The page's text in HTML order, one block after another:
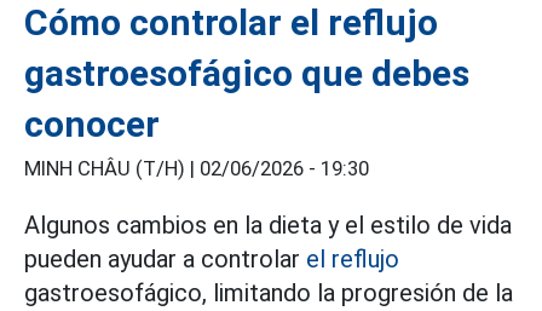
Cómo controlar el reflujo
gastroesofágico que debes
conocer
MINH CHÂU (T/H) | 02/06/2026 - 19:30
Algunos cambios en la dieta y el estilo de vida
pueden ayudar a controlar el reflujo
gastroesofágico, limitando la progresión de la